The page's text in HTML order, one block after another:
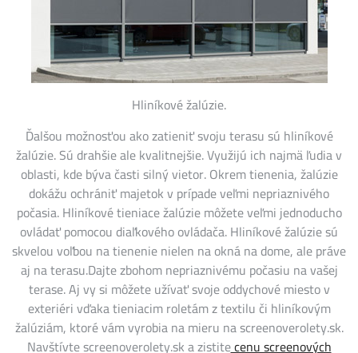
Hliníkové žalúzie.
Ďalšou možnosťou ako zatieniť svoju terasu sú hliníkové
žalúzie. Sú drahšie ale kvalitnejšie. Využijú ich najmä ľudia v
oblasti, kde býva časti silný vietor. Okrem tienenia, žalúzie
dokážu ochrániť majetok v prípade veľmi nepriaznivého
počasia. Hliníkové tieniace žalúzie môžete veľmi jednoducho
ovládať pomocou diaľkového ovládača. Hliníkové žalúzie sú
skvelou voľbou na tienenie nielen na okná na dome, ale práve
aj na terasu.Dajte zbohom nepriaznivému počasiu na vašej
terase. Aj vy si môžete užívať svoje oddychové miesto v
exteriéri vďaka tieniacim roletám z textilu či hliníkovým
žalúziám, ktoré vám vyrobia na mieru na screenoverolety.sk.
Navštívte screenoverolety.sk a zistitecenu screenových